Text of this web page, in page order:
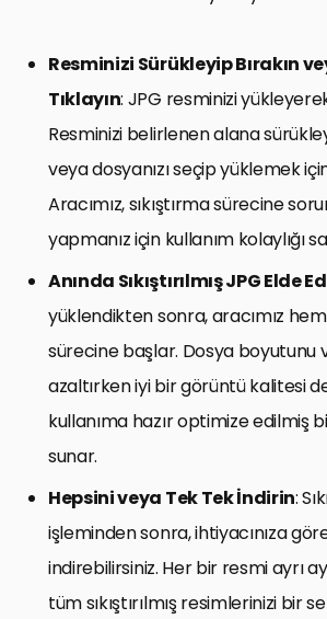
Resminizi Sürükleyip Bırakın
Tıklayın: JPG resminizi
Resminizi belirlenen alana
veya dosyanızı seçip yüklemek
Aracımız, sıkıştırma sürecine
yapmanız için kullanım kolaylığı
Anında Sıkıştırılmış JPG Elde
yüklendikten sonra, aracımız
sürecine başlar. Dosya boyutunu
azaltırken iyi bir görüntü kalitesi
kullanıma hazır optimize edilmiş
sunar.
Hepsini veya Tek Tek İndirin:
işleminden sonra, ihtiyacınıza
indirebilirsiniz. Her bir resmi ayrı
tüm sıkıştırılmış resimlerinizi bir